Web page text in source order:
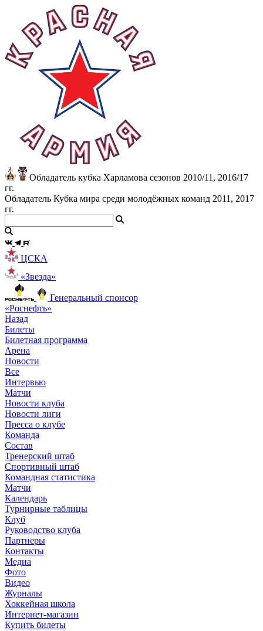
Обладатель кубка Харламова сезонов 2010/11, 2016/17
гг.
Обладатель Кубка мира среди молодёжных команд 2011, 2017
гг.
ЦСКА
«Звезда»
Генеральный спонсор
«Роснефть»
Назад
Билеты
Билетная программа
Арена
Новости
Все
Интервью
Матчи
Новости клуба
Новости лиги
Пресса о клубе
Команда
Состав
Тренерский штаб
Спортивный штаб
Командная статистика
Матчи
Календарь
Турнирные таблицы
Клуб
Руководство клуба
Партнеры
Контакты
Медиа
Фото
Видео
Журналы
Хоккейная школа
Интернет-магазин
Купить билеты